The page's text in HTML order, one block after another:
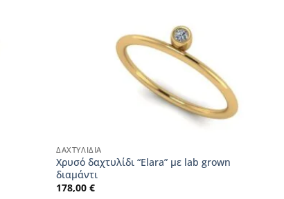
ΔΑΧΤΥΛΊΔΙΑ
Χρυσό δαχτυλίδι “Elara” με lab grown
διαμάντι
178,00€